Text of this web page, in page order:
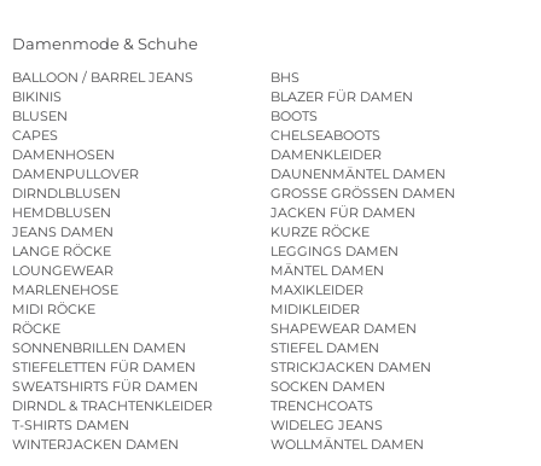
Damenmode & Schuhe
BALLOON / BARREL JEANS
BHS
BIKINIS
BLAZER FÜR DAMEN
BLUSEN
BOOTS
CAPES
CHELSEABOOTS
DAMENHOSEN
DAMENKLEIDER
DAMENPULLOVER
DAUNENMÄNTEL DAMEN
DIRNDLBLUSEN
GROSSE GRÖSSEN DAMEN
HEMDBLUSEN
JACKEN FÜR DAMEN
JEANS DAMEN
KURZE RÖCKE
LANGE RÖCKE
LEGGINGS DAMEN
LOUNGEWEAR
MÄNTEL DAMEN
MARLENEHOSE
MAXIKLEIDER
MIDI RÖCKE
MIDIKLEIDER
RÖCKE
SHAPEWEAR DAMEN
SONNENBRILLEN DAMEN
STIEFEL DAMEN
STIEFELETTEN FÜR DAMEN
STRICKJACKEN DAMEN
SWEATSHIRTS FÜR DAMEN
SOCKEN DAMEN
DIRNDL & TRACHTENKLEIDER
TRENCHCOATS
T-SHIRTS DAMEN
WIDELEG JEANS
WINTERJACKEN DAMEN
WOLLMÄNTEL DAMEN